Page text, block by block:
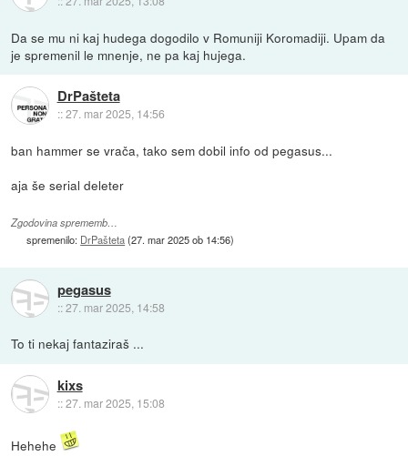
Da se mu ni kaj hudega dogodilo v Romuniji Koromadiji. Upam da
je spremenil le mnenje, ne pa kaj hujega.
DrPašteta
::27. mar 2025, 14:56
ban hammer se vrača, tako sem dobil info od pegasus...
aja še serial deleter
Zgodovina sprememb…
spremenilo: DrPašteta(27. mar 2025 ob 14:56)
pegasus
::27. mar 2025, 14:58
To ti nekaj fantaziraš ...
kixs
::27. mar 2025, 15:08
Hehehe